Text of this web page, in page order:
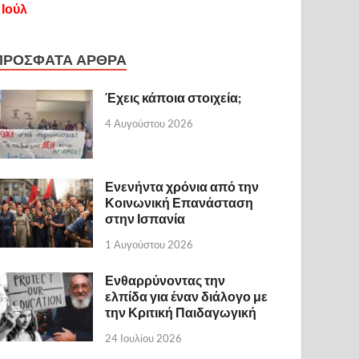
ΑΡΘΡΑ
Έχεις κάποια στοιχεία;
4 Αυγούστου 2026
Ενενήντα χρόνια από την
Κοινωνική Επανάσταση
στην Ισπανία
1 Αυγούστου 2026
Ενθαρρύνοντας την
ελπίδα για έναν διάλογο με
την Κριτική Παιδαγωγική
24 Ιουλίου 2026